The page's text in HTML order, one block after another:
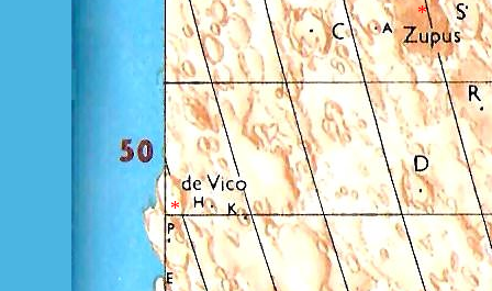
*
*